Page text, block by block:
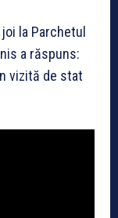
la Parchetul
a răspuns:
vizită de stat